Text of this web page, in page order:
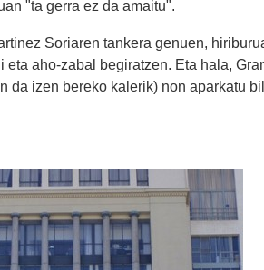
"ta gerra ez da amaitu".
Soriaren tankera genuen,
aho-zabal begiratzen. Eta hala,
da izen bereko kalerik) non aparkatu